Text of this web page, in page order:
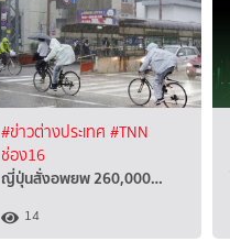
#ข่าวต่างประเทศ #TNN
ช่อง16
ญี่ปุ่นสั่งอพยพ 260,000…
14